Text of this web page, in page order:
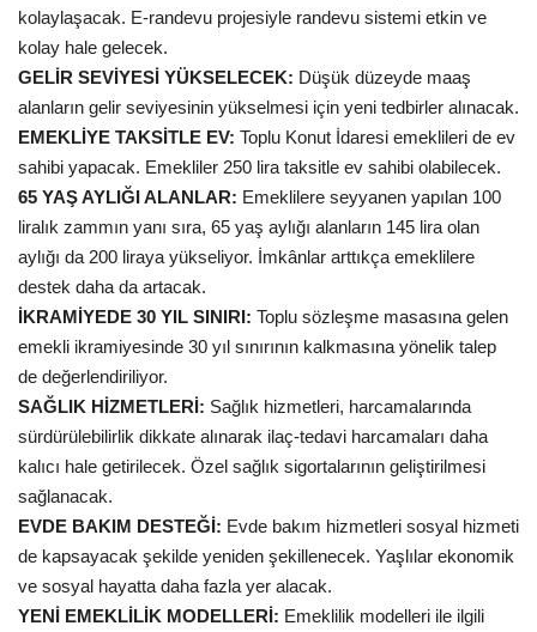
kolaylaşacak. E-randevu projesiyle randevu sistemi etkin ve
kolay hale gelecek.
GELİR SEVİYESİ YÜKSELECEK: Düşük düzeyde maaş
alanların gelir seviyesinin yükselmesi için yeni tedbirler alınacak.
EMEKLİYE TAKSİTLE EV: Toplu Konut İdaresi emeklileri de ev
sahibi yapacak. Emekliler 250 lira taksitle ev sahibi olabilecek.
65 YAŞ AYLIĞI ALANLAR: Emeklilere seyyanen yapılan 100
liralık zammın yanı sıra, 65 yaş aylığı alanların 145 lira olan
aylığı da 200 liraya yükseliyor. İmkânlar arttıkça emeklilere
destek daha da artacak.
İKRAMİYEDE 30 YIL SINIRI: Toplu sözleşme masasına gelen
emekli ikramiyesinde 30 yıl sınırının kalkmasına yönelik talep
de değerlendiriliyor.
SAĞLIK HİZMETLERİ: Sağlık hizmetleri, harcamalarında
sürdürülebilirlik dikkate alınarak ilaç-tedavi harcamaları daha
kalıcı hale getirilecek. Özel sağlık sigortalarının geliştirilmesi
sağlanacak.
EVDE BAKIM DESTEĞİ: Evde bakım hizmetleri sosyal hizmeti
de kapsayacak şekilde yeniden şekillenecek. Yaşlılar ekonomik
ve sosyal hayatta daha fazla yer alacak.
YENİ EMEKLİLİK MODELLERİ: Emeklilik modelleri ile ilgili